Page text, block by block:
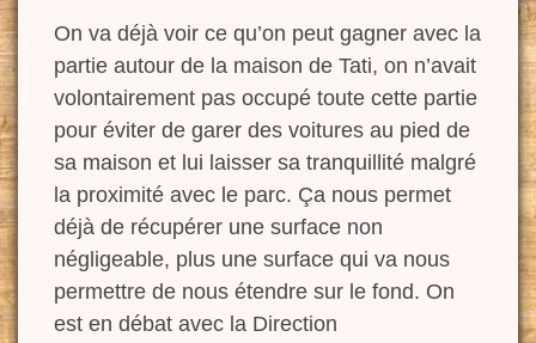
On va déjà voir ce qu’on peut gagner avec la
partie autour de la maison de Tati, on n’avait
volontairement pas occupé toute cette partie
pour éviter de garer des voitures au pied de
sa maison et lui laisser sa tranquillité malgré
la proximité avec le parc. Ça nous permet
déjà de récupérer une surface non
négligeable, plus une surface qui va nous
permettre de nous étendre sur le fond. On
est en débat avec la Direction